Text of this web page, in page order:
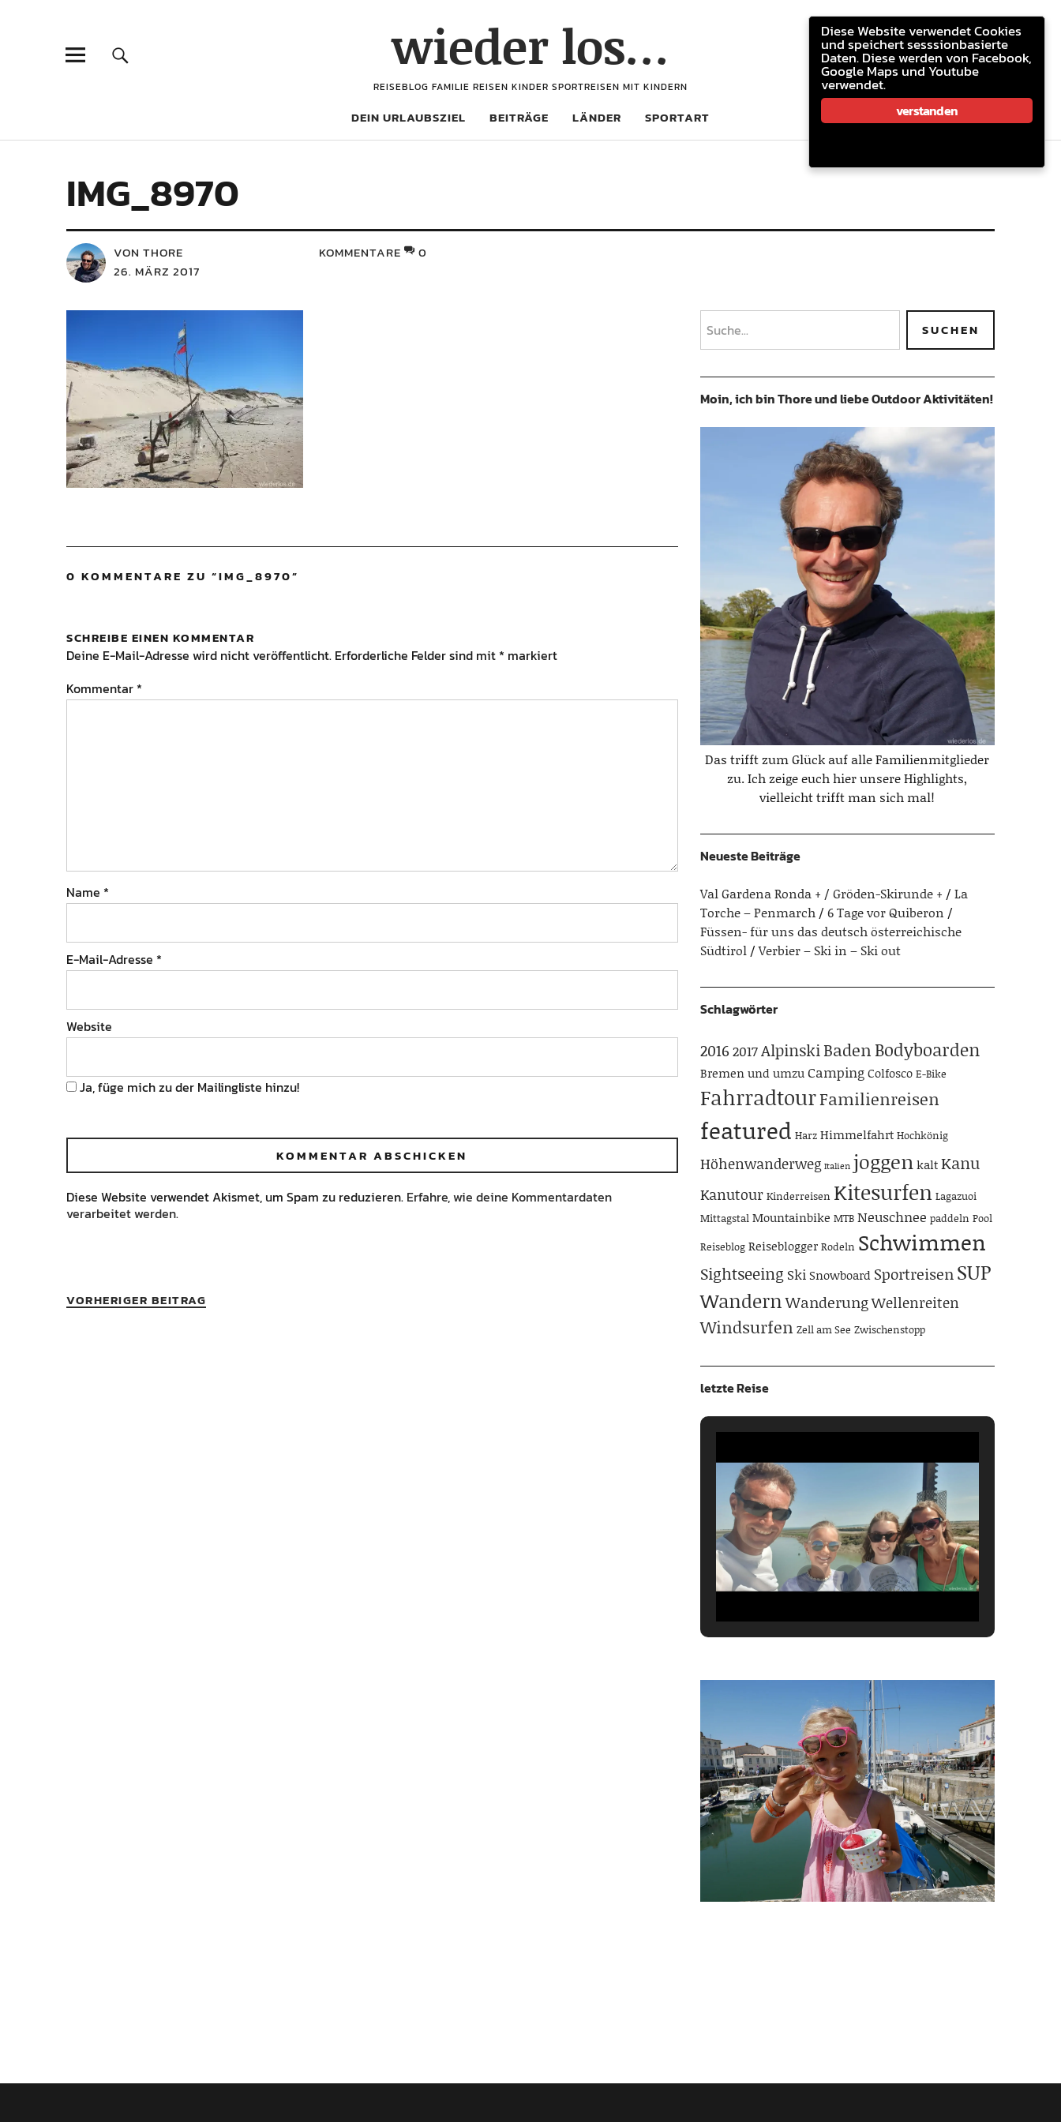
wieder los…
REISEBLOG FAMILIE REISEN KINDER SPORTREISEN MIT KINDERN
DEIN URLAUBSZIEL BEITRÄGE LÄNDER SPORTART
IMG_8970
VON THORE
26. MÄRZ 2017
KOMMENTARE 0
0 KOMMENTARE ZU “IMG_8970”
SCHREIBE EINEN KOMMENTAR
Deine E-Mail-Adresse wird nicht veröffentlicht. Erforderliche Felder sind mit * markiert
Kommentar *
Name *
E-Mail-Adresse *
Website
Ja, füge mich zu der Mailingliste hinzu!
Diese Website verwendet Akismet, um Spam zu reduzieren. Erfahre, wie deine Kommentardaten
verarbeitet werden.
VORHERIGER BEITRAG
Moin, ich bin Thore und liebe Outdoor Aktivitäten!
Das trifft zum Glück auf alle Familienmitglieder
zu. Ich zeige euch hier unsere Highlights,
vielleicht trifft man sich mal!
Neueste Beiträge
Val Gardena Ronda + / Gröden-Skirunde +
La
Torche – Penmarch
6 Tage vor Quiberon
Füssen- für uns das deutsch österreichische
Südtirol
Verbier – Ski in – Ski out
Schlagwörter
2016 2017AlpinskiBaden Bodyboarden
Bremen und umzuCampingColfosco E-Bike
FahrradtourFamilienreisen
featured Harz Himmelfahrt Hochkönig
Höhenwanderweg Italien joggenkaltKanu
Kanutour Kinderreisen Kitesurfen Lagazuoi
Mittagstal Mountainbike MTB Neuschnee paddeln Pool
Reiseblog Reiseblogger Rodeln Schwimmen
Sightseeing SkiSnowboard SportreisenSUP
WandernWanderungWellenreiten
Windsurfen Zell am See Zwischenstopp
letzte Reise
Diese Website verwendet Cookies
und speichert sesssionbasierte
Daten. Diese werden von Facebook,
Google Maps und Youtube
verwendet.
verstanden